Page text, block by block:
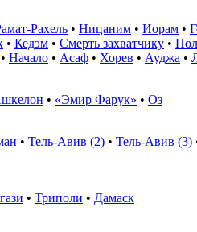
Рахель • Ницаним • Иорам •
• Кедэм • Смерть захватчику •
• Начало • Асаф • Хорев • Ауджа •
• «Эмир Фарук» • Оз
• Тель-Авив (2) • Тель-Авив (3)
• Триполи • Дамаск